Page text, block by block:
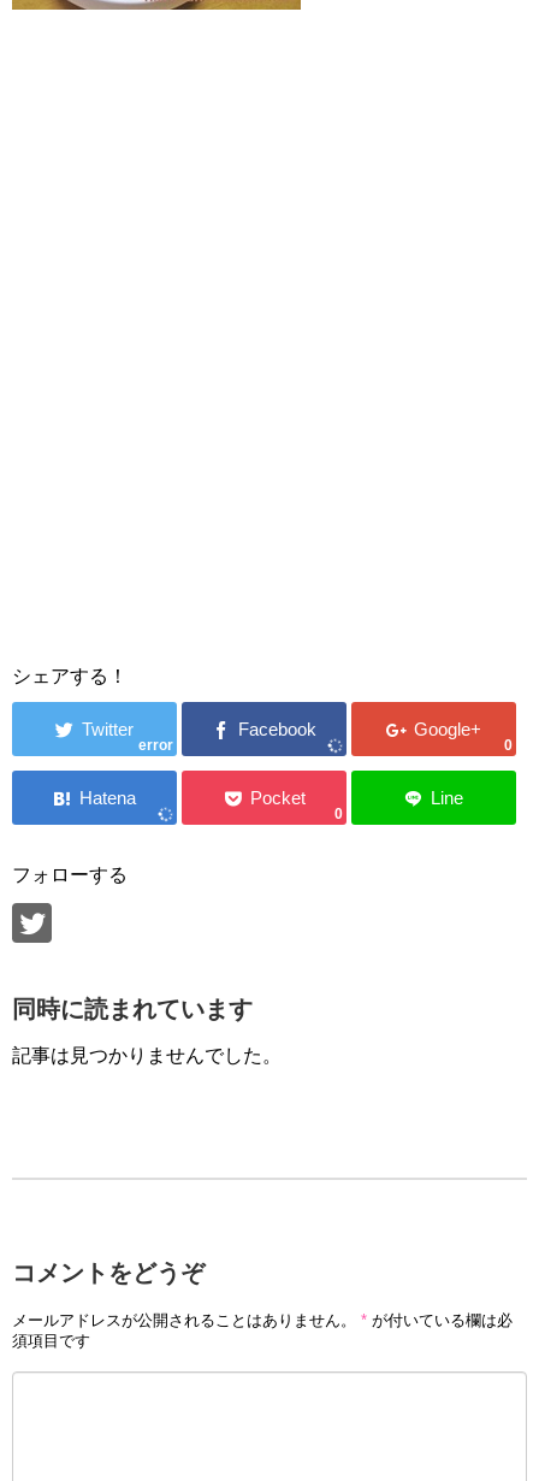
シェアする！
error 0
0
フォローする
同時に読まれています
記事は見つかりませんでした。
コメントをどうぞ
メールアドレスが公開されることはありません。 * が付いている欄は必
須項目です